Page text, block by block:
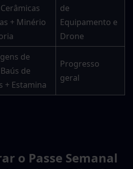
+ Minério
de
Equipamento e
Drone
de
de
+ Estamina
Progresso
geral
o Passe Semanal